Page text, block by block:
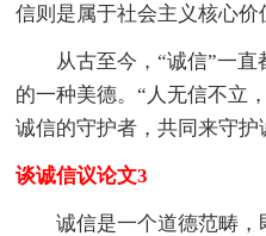
信则是属于社会主义核心价
从古至今，“诚信”一直
的一种美德。“人无信不立
诚信的守护者，共同来守护
谈诚信议论文3
诚信是一个道德范畴，